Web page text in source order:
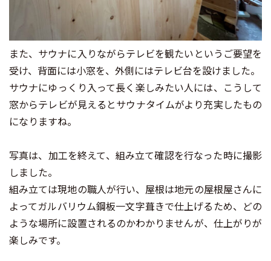
また、サウナに入りながらテレビを観たいというご要望を
受け、背面には小窓を、外側にはテレビ台を設けました。
サウナにゆっくり入って長く楽しみたい人には、こうして
窓からテレビが見えるとサウナタイムがより充実したもの
になりますね。
写真は、加工を終えて、組み立て確認を行なった時に撮影
しました。
組み立ては現地の職人が行い、屋根は地元の屋根屋さんに
よってガルバリウム鋼板一文字葺きで仕上げるため、どの
ような場所に設置されるのかわかりませんが、仕上がりが
楽しみです。